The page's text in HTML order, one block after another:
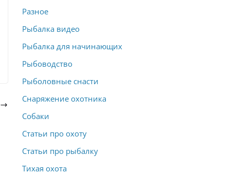
Разное
Рыбалка видео
Рыбалка для начинающих
Рыбоводство
Рыболовные снасти
Снаряжение охотника
Собаки
Статьи про охоту
Статьи про рыбалку
Тихая охота